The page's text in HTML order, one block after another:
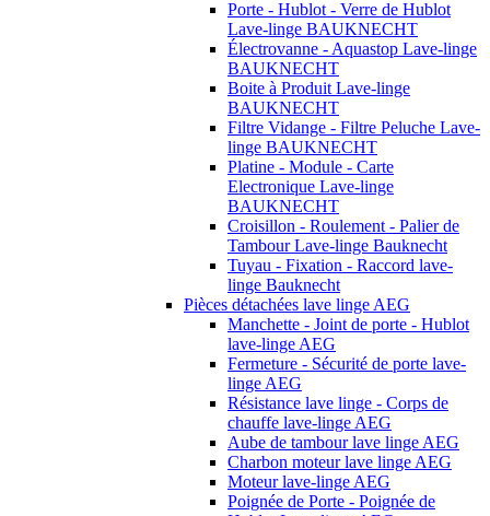
Porte - Hublot - Verre de Hublot
Lave-linge BAUKNECHT
Électrovanne - Aquastop Lave-linge
BAUKNECHT
Boite à Produit Lave-linge
BAUKNECHT
Filtre Vidange - Filtre Peluche Lave-
linge BAUKNECHT
Platine - Module - Carte
Electronique Lave-linge
BAUKNECHT
Croisillon - Roulement - Palier de
Tambour Lave-linge Bauknecht
Tuyau - Fixation - Raccord lave-
linge Bauknecht
Pièces détachées lave linge AEG
Manchette - Joint de porte - Hublot
lave-linge AEG
Fermeture - Sécurité de porte lave-
linge AEG
Résistance lave linge - Corps de
chauffe lave-linge AEG
Aube de tambour lave linge AEG
Charbon moteur lave linge AEG
Moteur lave-linge AEG
Poignée de Porte - Poignée de